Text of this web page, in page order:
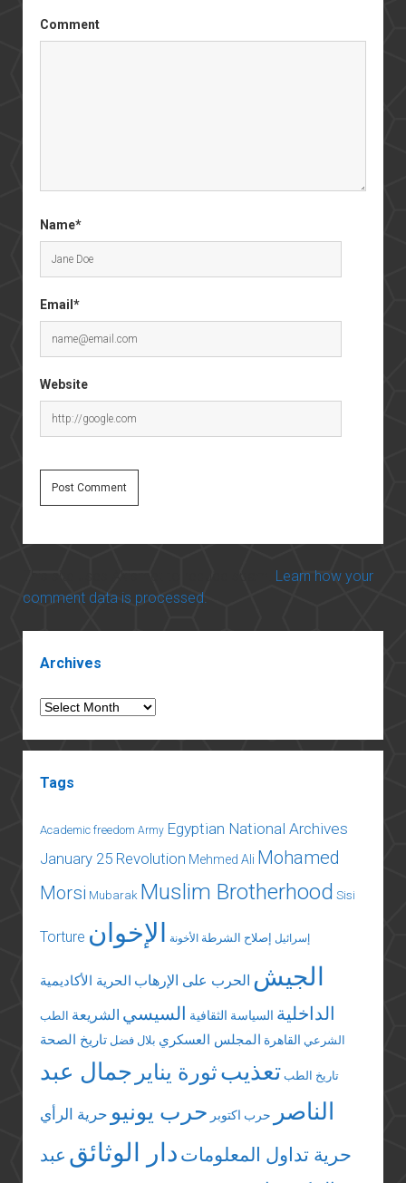
Comment
Name*
Email*
Website
Learn how your
comment data is processed.
Archives
Archives
Tags
Academic freedom Army Egyptian National Archives
January 25 Revolution Mehmed Ali Mohamed
Morsi Mubarak Muslim Brotherhood Sisi
Torture إسرائيل إصلاح الشرطة الأخونة الإخوان
الجيش الحرب على الإرهاب الحرية الأكاديمية
الداخلية السياسة الثقافية السيسي الشريعة الطب
الشرعي القاهرة المجلس العسكري بلال فضل تاريخ الصحة
تاريخ الطب تعذيبثورة يناير جمال عبد
الناصر
حرب اكتوبر حرب يونيو حرية الرأي
حرية تداول المعلومات دار الوثائق عبد